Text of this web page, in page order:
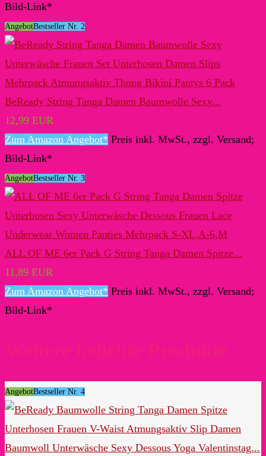
Bild-Link*
AngebotBestseller Nr. 2
BeReady String Tanga Damen Baumwolle Sexy...
12,99 EUR
Zum Amazon Angebot* Preis inkl. MwSt., zzgl. Versand;
Bild-Link*
AngebotBestseller Nr. 3
ALL OF ME 6er Pack G String Tanga Damen Spitze...
11,89 EUR
Zum Amazon Angebot* Preis inkl. MwSt., zzgl. Versand;
Bild-Link*
Weitere beliebte Produkte
AngebotBestseller Nr. 4